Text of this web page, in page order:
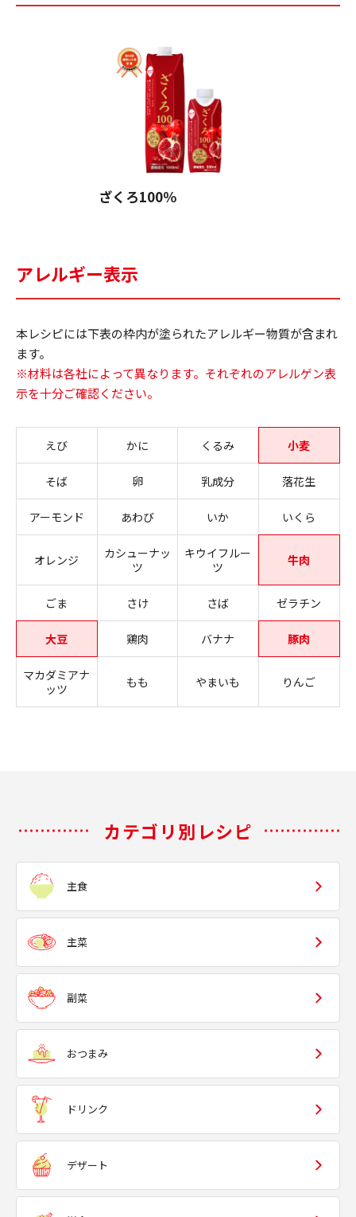
ざくろ100％
アレルギー表示
本レシピには下表の枠内が塗られたアレルギー物質が含まれ
ます。
※材料は各社によって異なります。それぞれのアレルゲン表
示を十分ご確認ください。
えび かに くるみ 小麦
そば 卵 乳成分 落花生
アーモンド あわび いか いくら
オレンジ
カシューナッ
ツ
キウイフルー
ツ
牛肉
ごま さけ さば ゼラチン
大豆 鶏肉 バナナ 豚肉
マカダミアナ
ッツ
もも やまいも りんご
カテゴリ別レシピ
主食
主菜
副菜
おつまみ
ドリンク
デザート